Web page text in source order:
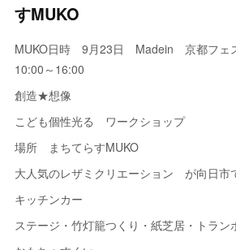
すMUKO
MUKO日時 9月23日 Madein 京都フ
10:00～16:00
創造★想像
こども個性光る ワークショップ
場所 まちてらすMUKO
大人気のレザミクリエーション が向日市
キッチンカー
ステージ・竹灯籠つくり・紙芝居・トラン